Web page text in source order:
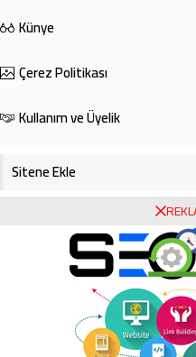
Künye
Çerez Politikası
Kullanım ve Üyelik
Sitene Ekle
Video Galeri
Bursa Hava Durumu